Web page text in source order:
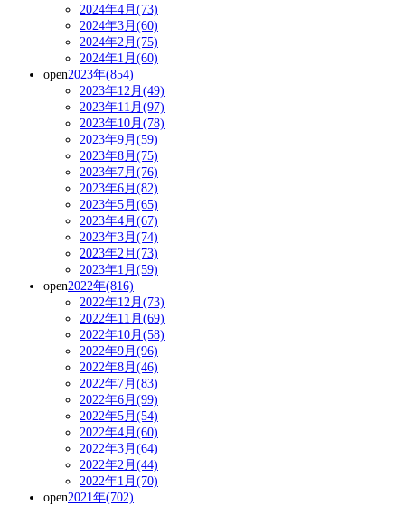
2024年4月(73)
2024年3月(60)
2024年2月(75)
2024年1月(60)
open2023年(854)
2023年12月(49)
2023年11月(97)
2023年10月(78)
2023年9月(59)
2023年8月(75)
2023年7月(76)
2023年6月(82)
2023年5月(65)
2023年4月(67)
2023年3月(74)
2023年2月(73)
2023年1月(59)
open2022年(816)
2022年12月(73)
2022年11月(69)
2022年10月(58)
2022年9月(96)
2022年8月(46)
2022年7月(83)
2022年6月(99)
2022年5月(54)
2022年4月(60)
2022年3月(64)
2022年2月(44)
2022年1月(70)
open2021年(702)